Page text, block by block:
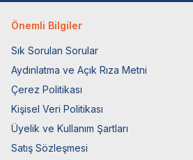
Önemli Bilgiler
Sık Sorulan Sorular
Aydınlatma ve Açık Rıza Metni
Çerez Politikası
Kişisel Veri Politikası
Üyelik ve Kullanım Şartları
Satış Sözleşmesi